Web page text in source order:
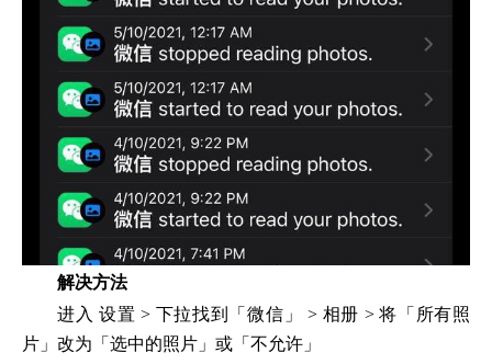
解决方法
进入 设置 > 下拉找到「微信」 > 相册 > 将「所有照
片」改为「选中的照片」或「不允许」